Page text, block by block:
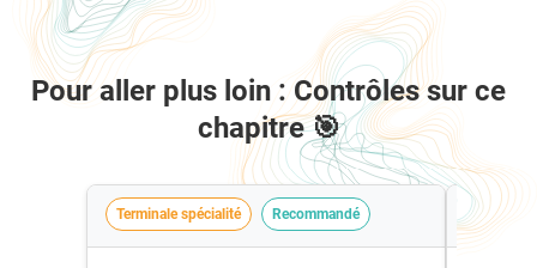
Pour aller plus loin : Contrôles sur ce
chapitre 🎯
Terminale spécialité Recommandé